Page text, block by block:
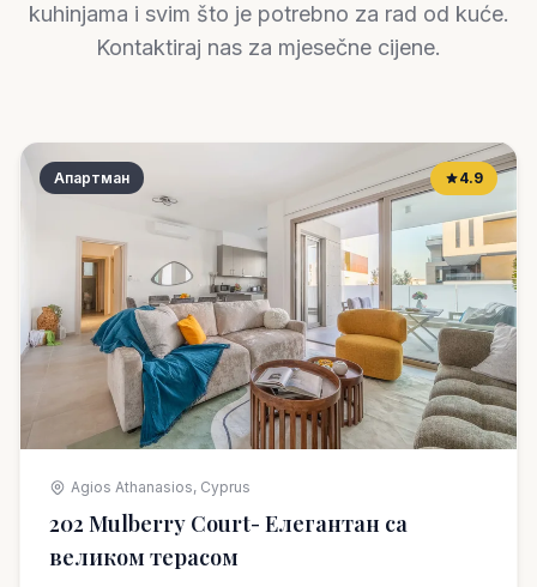
kuhinjama i svim što je potrebno za rad od kuće.
Kontaktiraj nas za mjesečne cijene.
Апартман 4.9
Agios Athanasios, Cyprus
202 Mulberry Court- Елегантан са
великом терасом